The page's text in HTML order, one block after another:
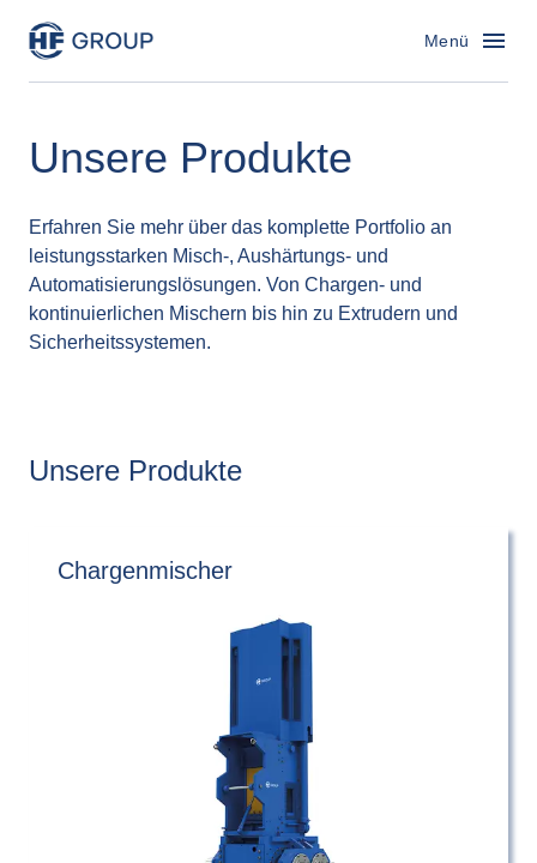
HF Group – Zur Startseite Menü
Unsere Produkte
Erfahren Sie mehr über das komplette Portfolio an
leistungsstarken Misch-, Aushärtungs- und
Automatisierungslösungen. Von Chargen- und
kontinuierlichen Mischern bis hin zu Extrudern und
Sicherheitssystemen.
Unsere Produkte
Chargenmischer